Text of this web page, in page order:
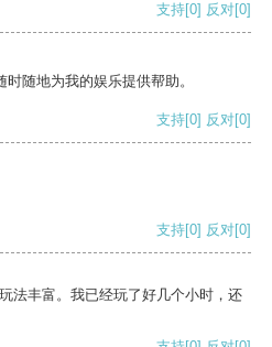
支持[0] 反对[0]
随地为我的娱乐提供帮助。
支持[0] 反对[0]
支持[0] 反对[0]
法丰富。我已经玩了好几个小时，还